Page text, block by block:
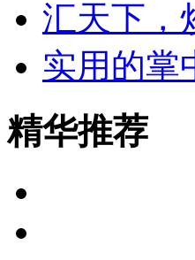
汇天下，
实用的掌
精华推荐